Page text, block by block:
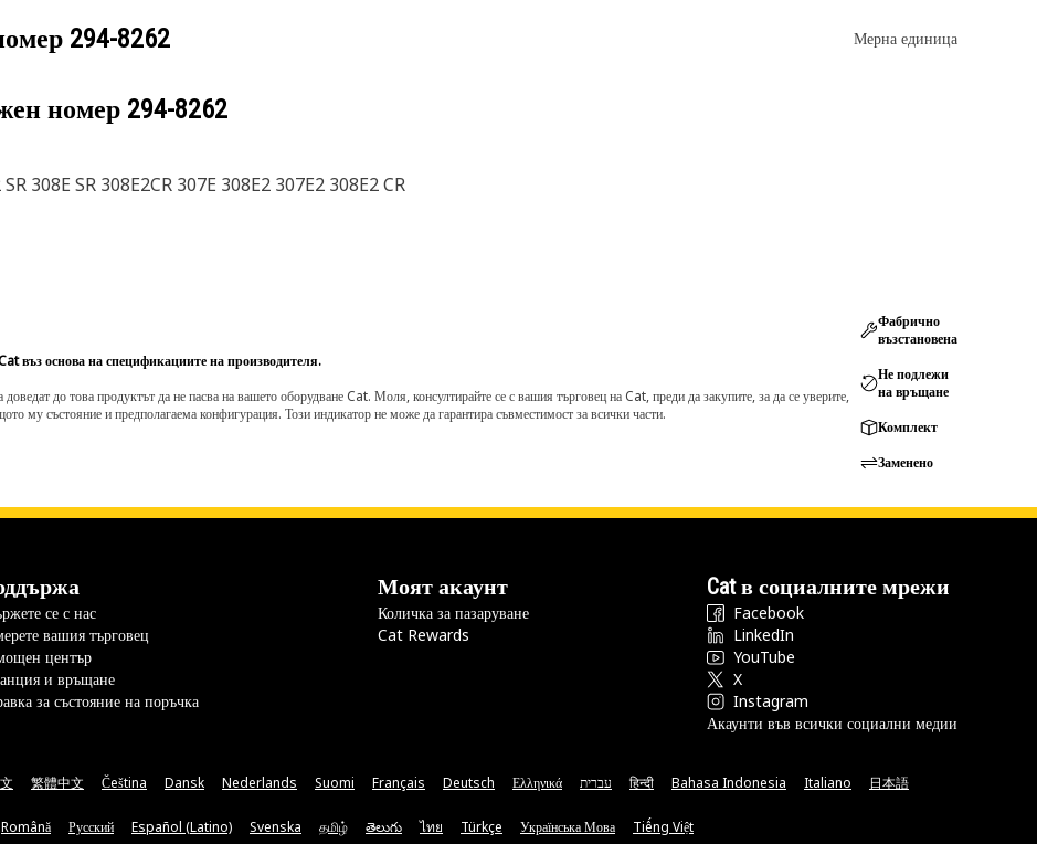
294-8262 Мерна единица
номер 294-8262
308E SR 308E2CR 307E 308E2 307E2 308E2 CR
въз основа на спецификациите на производителя.
до това продуктът да не пасва на вашето оборудване Cat. Моля, консултирайте се с вашия търговец на Cat, преди да закупите, за да се уверите,
му състояние и предполагаема конфигурация. Този индикатор не може да гарантира съвместимост за всички части.
Фабрично
възстановена
Не подлежи
на връщане
Комплект
Заменено
се с нас
вашия търговец
център
и връщане
за състояние на поръчка
Моят акаунт
Количка за пазаруване
Cat Rewards
Cat в социалните мрежи
Facebook
LinkedIn
YouTube
X
Instagram
Акаунти във всички социални медии
繁體中文 Čeština Dansk Nederlands Suomi Français Deutsch Ελληνικά עברית हिन्दी Bahasa Indonesia Italiano 日本語
Română Русский Español (Latino) Svenska தமிழ் తెలుగు ไทย Türkçe Українська Мова Tiếng Việt